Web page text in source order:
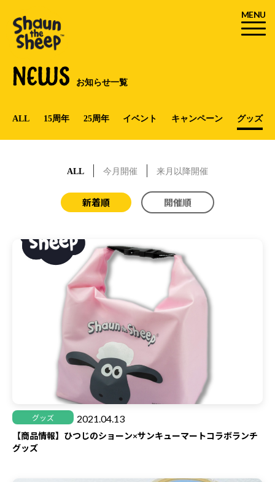
MENU
NEWS お知らせ一覧
ALL 15周年 25周年 イベント キャンペーン グッズ
ALL 今月開催 来月以降開催
新着順 開催順
グッズ 2021.04.13
【商品情報】ひつじのショーン×サンキューマートコラボランチ
グッズ